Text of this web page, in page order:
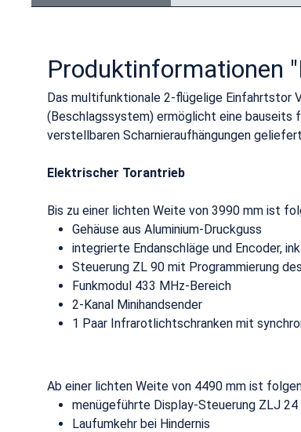
Produktinformationen
Das multifunktionale 2-flügelige Einfahrtstor
(Beschlagssystem) ermöglicht eine bauseits
verstellbaren Scharnieraufhängungen
Elektrischer Torantrieb
Bis zu einer lichten Weite von 3990 mm ist
Gehäuse aus Aluminium-Druckguss
integrierte Endanschläge und Encoder,
Steuerung ZL 90 mit Programmierung
Funkmodul 433 MHz-Bereich
2-Kanal Minihandsender
1 Paar Infrarotlichtschranken mit
Ab einer lichten Weite von 4490 mm ist
menügeführte Display-Steuerung ZLJ
Laufumkehr bei Hindernis